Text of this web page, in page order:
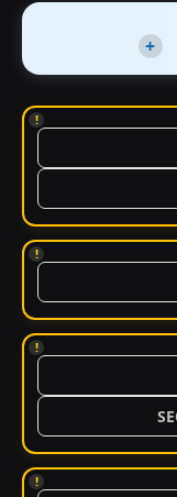
+
!
!
!
!